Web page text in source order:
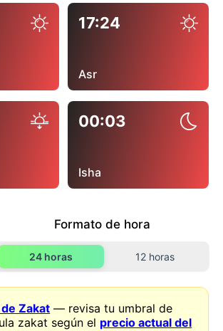
17:24
Asr
00:03
Isha
Formato de hora
24 horas 12 horas
Zakat — revisa tu umbral de
zakat según el precio actual del